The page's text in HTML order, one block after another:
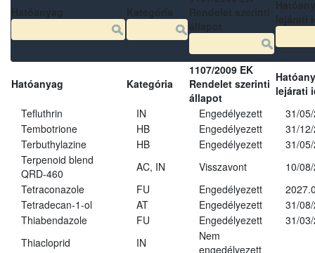
Hatóanyag Kategória
1107/2009 EK
Rendelet szerinti
állapot
lejárati
Tefluthrin
IN Engedélyezett
31/
Tembotrione
HB Engedélyezett
31/
Terbuthylazine
HB Engedélyezett
31/
Terpenoid blend
QRD-460
AC, IN Visszavont
10/
Tetraconazole
FU Engedélyezett
Tetradecan-1-ol
AT Engedélyezett
31/
Thiabendazole
FU Engedélyezett
31/
Thiacloprid
IN
Nem
engedélyezett